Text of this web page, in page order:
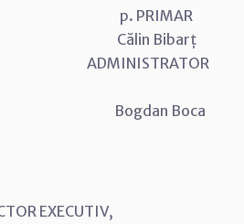
Bibarț
Boca
EXECUTIV,